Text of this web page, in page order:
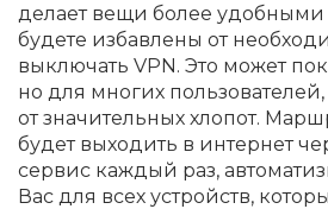
делает вещи более удобными
будете избавлены от
выключать VPN. Это может
но для многих пользователей,
от значительных хлопот.
будет выходить в интернет
сервис каждый раз,
Вас для всех устройств,